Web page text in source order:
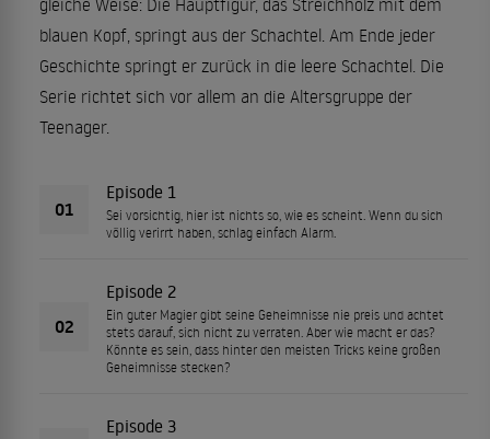
gleiche Weise: Die Hauptfigur, das Streichholz mit dem
blauen Kopf, springt aus der Schachtel. Am Ende jeder
Geschichte springt er zurück in die leere Schachtel. Die
Serie richtet sich vor allem an die Altersgruppe der
Teenager.
01
Episode 1
Sei vorsichtig, hier ist nichts so, wie es scheint. Wenn du sich
völlig verirrt haben, schlag einfach Alarm.
02
Episode 2
Ein guter Magier gibt seine Geheimnisse nie preis und achtet
stets darauf, sich nicht zu verraten. Aber wie macht er das?
Könnte es sein, dass hinter den meisten Tricks keine großen
Geheimnisse stecken?
Episode 3